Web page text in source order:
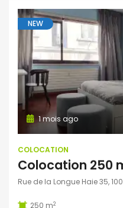
NEW
1 mois ago
COLOCATION
Rue de la Longue Haie 35,
250 m2